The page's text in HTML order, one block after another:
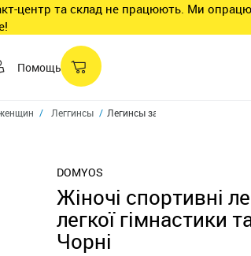
центр та склад не працюють. Ми
Помощь
Леггинсы Легинсы зауженные женские 520
DOMYOS
Жіночі спортивні легінси 520 для
легкої гімнастики
Чорні